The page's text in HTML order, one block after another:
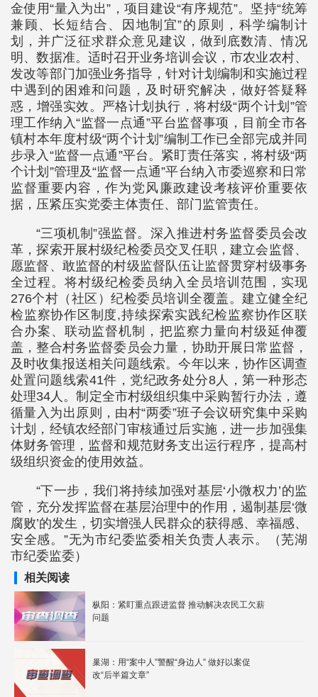
金使用“量入为出”，项目建设“有序规范”。坚持“统筹
兼顾、长短结合、因地制宜”的原则，科学编制计
划，并广泛征求群众意见建议，做到底数清、情况
明、数据准。适时召开业务培训会议，市农业农村、
发改等部门加强业务指导，针对计划编制和实施过程
中遇到的困难和问题，及时研究解决，做好答疑释
惑，增强实效。严格计划执行，将村级“两个计划”管
理工作纳入“监督一点通”平台监督事项，目前全市各
镇村本年度村级“两个计划”编制工作已全部完成并同
步录入“监督一点通”平台。紧盯责任落实，将村级“两
个计划”管理及“监督一点通”平台纳入市委巡察和日常
监督重要内容，作为党风廉政建设考核评价重要依
据，压紧压实党委主体责任、部门监管责任。
“三项机制”强监督。深入推进村务监督委员会改
革，探索开展村级纪检委员交叉任职，建立会监督、
愿监督、敢监督的村级监督队伍让监督贯穿村级事务
全过程。将村级纪检委员纳入全员培训范围，实现
276个村（社区）纪检委员培训全覆盖。建立健全纪
检监察协作区制度,持续探索实践纪检监察协作区联
合办案、联动监督机制，把监察力量向村级延伸覆
盖，整合村务监督委员会力量，协助开展日常监督，
及时收集报送相关问题线索。今年以来，协作区调查
处置问题线索41件，党纪政务处分8人，第一种形态
处理34人。制定全市村级组织集中采购暂行办法，遵
循量入为出原则，由村“两委”班子会议研究集中采购
计划，经镇农经部门审核通过后实施，进一步加强集
体财务管理，监督和规范财务支出运行程序，提高村
级组织资金的使用效益。
“下一步，我们将持续加强对基层‘小微权力’的监
管，充分发挥监督在基层治理中的作用，遏制基层‘微
腐败’的发生，切实增强人民群众的获得感、幸福感、
安全感。”无为市纪委监委相关负责人表示。（芜湖
市纪委监委）
相关阅读
枞阳：紧盯重点跟进监督 推动解决农民工欠薪
问题
巢湖：用“案中人”警醒“身边人” 做好以案促
改“后半篇文章”